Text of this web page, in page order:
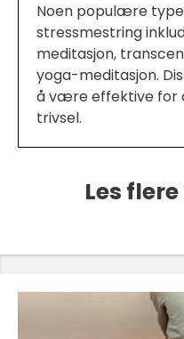
Noen populære
stressmestring
meditasjon,
yoga-meditasjon.
å være effektive for
trivsel.
Les